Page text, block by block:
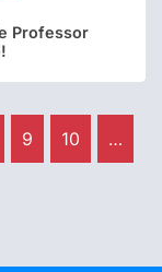
Professor
9 10 …